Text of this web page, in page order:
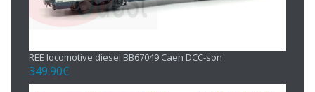
REE locomotive diesel BB67049 Caen DCC-son
349.90€